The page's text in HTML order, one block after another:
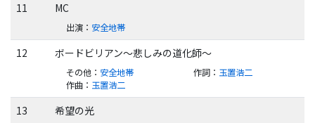
11 MC
出演： 安全地帯
12 ボードビリアン～悲しみの道化師～
その他： 安全地帯 作詞： 玉置浩二
作曲： 玉置浩二
13 希望の光